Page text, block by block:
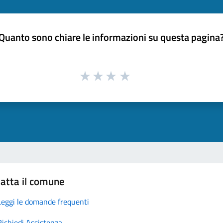
sono chiare le informazioni su questa
il comune
le domande frequenti